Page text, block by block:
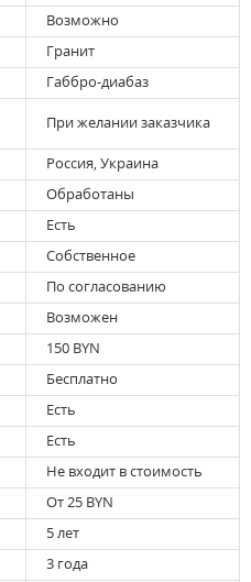
Возможно
Гранит
Габбро-диабаз
При желании заказчика
Россия, Украина
Обработаны
Есть
Собственное
По согласованию
Возможен
150 BYN
Бесплатно
Есть
Есть
Не входит в стоимость
От 25 BYN
5 лет
3 года